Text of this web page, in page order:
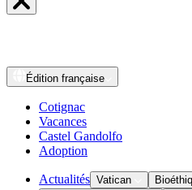
Édition française
Cotignac
Vacances
Castel Gandolfo
Adoption
Actualités Vatican